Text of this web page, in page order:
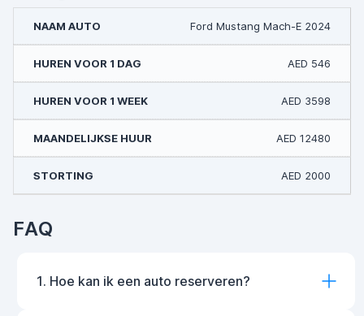
Ford Mustang Mach-E 2024
AED 546
AED 3598
AED 12480
AED 2000
FAQ
1. Hoe kan ik een auto reserveren?